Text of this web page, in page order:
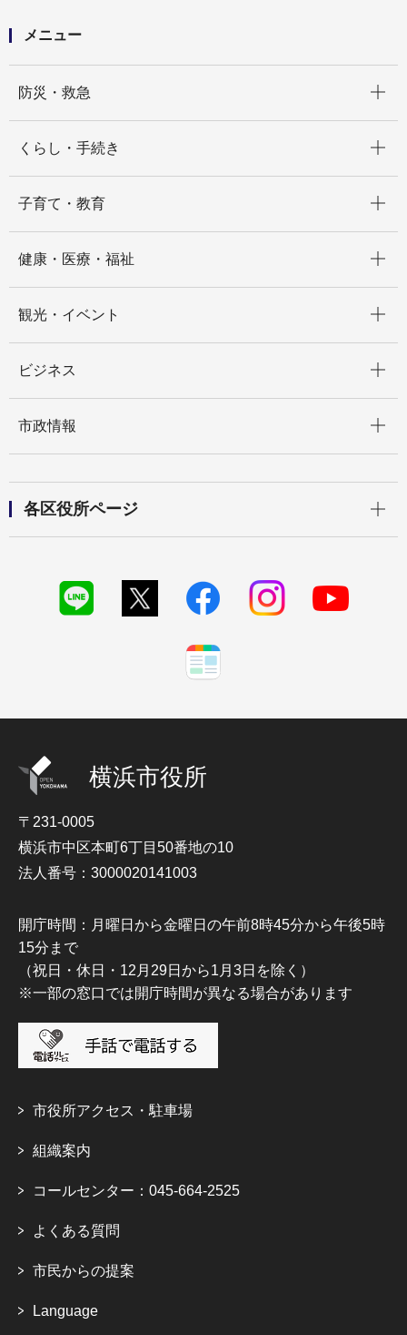
メニュー
防災・救急
くらし・手続き
子育て・教育
健康・医療・福祉
観光・イベント
ビジネス
市政情報
各区役所ページ
横浜市役所
〒231-0005
横浜市中区本町6丁目50番地の10
法人番号：3000020141003
開庁時間：月曜日から金曜日の午前8時45分から午後5時
15分まで
（祝日・休日・12月29日から1月3日を除く）
※一部の窓口では開庁時間が異なる場合があります
市役所アクセス・駐車場
組織案内
コールセンター：045-664-2525
よくある質問
市民からの提案
Language